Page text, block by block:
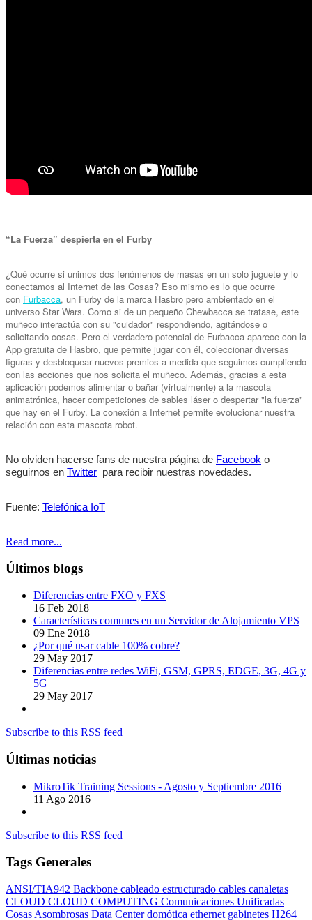
“La Fuerza” despierta en el Furby
¿Qué ocurre si unimos dos fenómenos de masas en un solo juguete y lo
conectamos al Internet de las Cosas? Eso mismo es lo que ocurre
con Furbacca, un Furby de la marca Hasbro pero ambientado en el
universo Star Wars. Como si de un pequeño Chewbacca se tratase, este
muñeco interactúa con su "cuidador" respondiendo, agitándose o
solicitando cosas. Pero el verdadero potencial de Furbacca aparece con la
App gratuita de Hasbro, que permite jugar con él, coleccionar diversas
figuras y desbloquear nuevos premios a medida que seguimos cumpliendo
con las acciones que nos solicita el muñeco. Además, gracias a esta
aplicación podemos alimentar o bañar (virtualmente) a la mascota
animatrónica, hacer competiciones de sables láser o despertar "la fuerza"
que hay en el Furby. La conexión a Internet permite evolucionar nuestra
relación con esta mascota robot.
No olviden hacerse fans de nuestra página de Facebook o
seguirnos en Twitter para recibir nuestras novedades.
Fuente: Telefónica IoT
Read more...
Últimos blogs
Diferencias entre FXO y FXS
16 Feb 2018
Características comunes en un Servidor de Alojamiento VPS
09 Ene 2018
¿Por qué usar cable 100% cobre?
29 May 2017
Diferencias entre redes WiFi, GSM, GPRS, EDGE, 3G, 4G y
5G
29 May 2017
Subscribe to this RSS feed
Últimas noticias
MikroTik Training Sessions - Agosto y Septiembre 2016
11 Ago 2016
Subscribe to this RSS feed
Tags Generales
ANSI/TIA942 Backbone cableado estructurado cables canaletas
CLOUD CLOUD COMPUTING Comunicaciones Unificadas
Cosas Asombrosas Data Centerdomótica ethernet gabinetes H264